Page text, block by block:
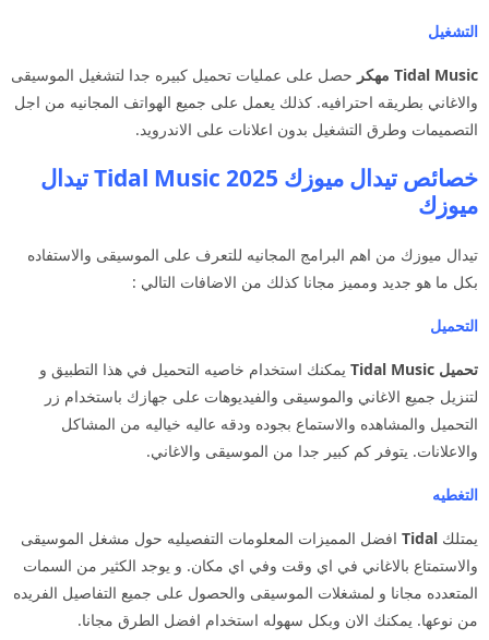
التشغيل
Tidal Music مهكر
حصل على عمليات تحميل كبيره جدا لتشغيل الموسيقى
والاغاني بطريقه احترافيه. كذلك يعمل على جميع الهواتف المجانيه من اجل
التصميمات وطرق التشغيل بدون اعلانات على الاندرويد.
خصائص تيدال ميوزك 2025 Tidal Music تيدال
ميوزك
تيدال ميوزك من اهم البرامج المجانيه للتعرف على الموسيقى والاستفاده
بكل ما هو جديد ومميز مجانا كذلك من الاضافات التالي :
التحميل
تحميل Tidal Music
يمكنك استخدام خاصيه التحميل في هذا التطبيق و
لتنزيل جميع الاغاني والموسيقى والفيديوهات على جهازك باستخدام زر
التحميل والمشاهده والاستماع بجوده ودقه عاليه خياليه من المشاكل
والاعلانات. يتوفر كم كبير جدا من الموسيقى والاغاني.
التغطيه
يمتلك Tidal افضل المميزات المعلومات التفصيليه حول مشغل الموسيقى
والاستمتاع بالاغاني في اي وقت وفي اي مكان. و يوجد الكثير من السمات
المتعدده مجانا و لمشغلات الموسيقى والحصول على جميع التفاصيل الفريده
من نوعها. يمكنك الان وبكل سهوله استخدام افضل الطرق مجانا.